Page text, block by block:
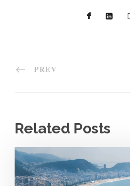
PREV
Related Posts